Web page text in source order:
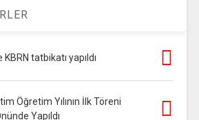
tatbikatı yapıldı
Öğretim Yılının İlk Töreni
Yapıldı